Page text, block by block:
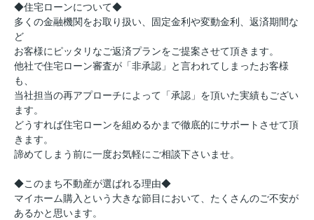
◆住宅ローンについて◆
多くの金融機関をお取り扱い、固定金利や変動金利、返済期間な
ど
お客様にピッタリなご返済プランをご提案させて頂きます。
他社で住宅ローン審査が「非承認」と言われてしまったお客様
も、
当社担当の再アプローチによって「承認」を頂いた実績もござい
ます。
どうすれば住宅ローンを組めるかまで徹底的にサポートさせて頂
きます。
諦めてしまう前に一度お気軽にご相談下さいませ。
◆このまち不動産が選ばれる理由◆
マイホーム購入という大きな節目において、たくさんのご不安が
あるかと思います。